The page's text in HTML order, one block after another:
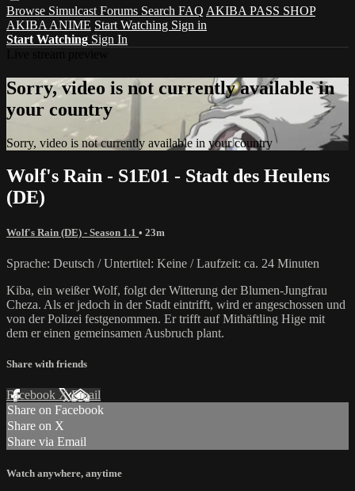
Browse Simulcast Forums Search FAQ AKIBA PASS SHOP
AKIBA ANIME Start Watching Sign in
Start Watching Sign In
Sorry, video is not currently available in
your country
Sorry, video is not currently available in your country
Wolf's Rain - S1E01 - Stadt des Heulens
(DE)
Wolf's Rain (DE) - Season 1.1 • 23m
Sprache: Deutsch / Untertitel: Keine / Laufzeit: ca. 24 Minuten
Kiba, ein weißer Wolf, folgt der Witterung der Blumen-Jungfrau
Cheza. Als er jedoch in der Stadt eintrifft, wird er angeschossen und
von der Polizei festgenommen. Er trifft auf Mithäftling Hige mit
dem er einen gemeinsamen Ausbruch plant.
Share with friends
Facebook XEmail
Share on Facebook
Share on X
Share via Email
Watch anywhere, anytime